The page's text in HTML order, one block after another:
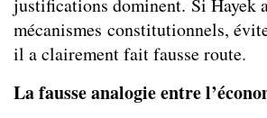
justifications dominent. Si Hayek
mécanismes constitutionnels,
il a clairement fait fausse route.
La fausse analogie entre